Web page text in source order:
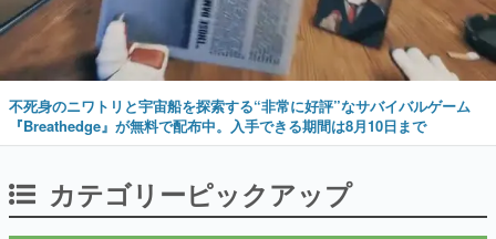
不死身のニワトリと宇宙船を探索する“非常に好評”なサバイバルゲーム
『Breathedge』が無料で配布中。入手できる期間は8月10日まで
カテゴリーピックアップ